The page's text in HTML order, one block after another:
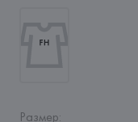
Размер: